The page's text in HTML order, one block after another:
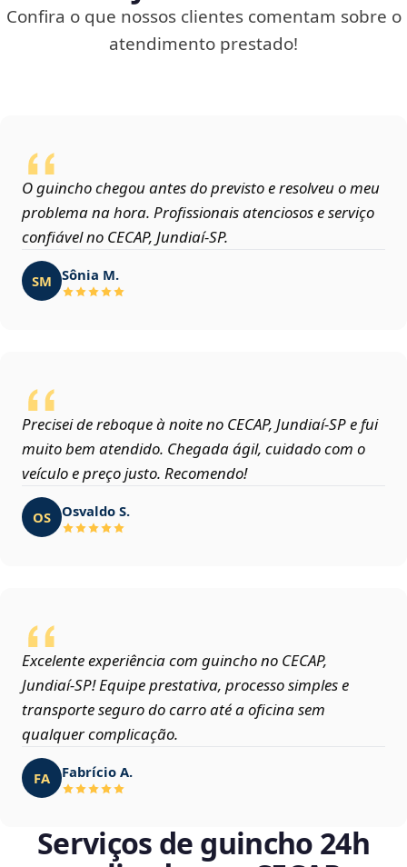
Confira o que nossos clientes comentam sobre o
atendimento prestado!
O guincho chegou antes do previsto e resolveu o meu
problema na hora. Profissionais atenciosos e serviço
confiável no CECAP, Jundiaí‑SP.
SM Sônia M.
Precisei de reboque à noite no CECAP, Jundiaí‑SP e fui
muito bem atendido. Chegada ágil, cuidado com o
veículo e preço justo. Recomendo!
OS Osvaldo S.
Excelente experiência com guincho no CECAP,
Jundiaí‑SP! Equipe prestativa, processo simples e
transporte seguro do carro até a oficina sem
qualquer complicação.
FA Fabrício A.
Serviços de guincho 24h